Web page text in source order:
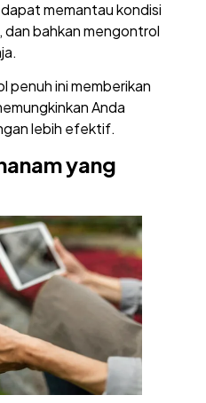
memantau kondisi
dan bahkan mengontrol
penuh ini memberikan
Anda
lebih efektif.
yang